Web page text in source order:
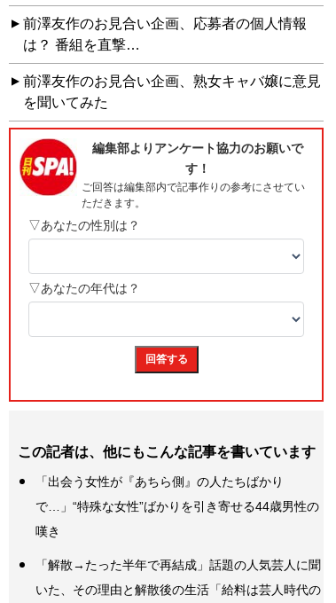
前澤友作のお見合い企画、応募者の個人情報
は？ 番組を直撃…
前澤友作のお見合い企画、熟女キャバ嬢に意見
を聞いてみた
この記者は、他にもこんな記事を書いています
「出会う女性が『あちら側』の人たちばかり
で…」“特殊な女性”ばかりを引き寄せる44歳男性の
嘆き
「解散→たった半年で再結成」話題の人気芸人に聞
いた、その理由と解散後の生活「給料は芸人時代の